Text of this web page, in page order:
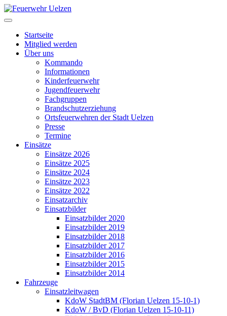
Startseite
Mitglied werden
Über uns
Kommando
Informationen
Kinderfeuerwehr
Jugendfeuerwehr
Fachgruppen
Brandschutzerziehung
Ortsfeuerwehren der Stadt Uelzen
Presse
Termine
Einsätze
Einsätze 2026
Einsätze 2025
Einsätze 2024
Einsätze 2023
Einsätze 2022
Einsatzarchiv
Einsatzbilder
Einsatzbilder 2020
Einsatzbilder 2019
Einsatzbilder 2018
Einsatzbilder 2017
Einsatzbilder 2016
Einsatzbilder 2015
Einsatzbilder 2014
Fahrzeuge
Einsatzleitwagen
KdoW StadtBM (Florian Uelzen 15-10-1)
KdoW / BvD (Florian Uelzen 15-10-11)